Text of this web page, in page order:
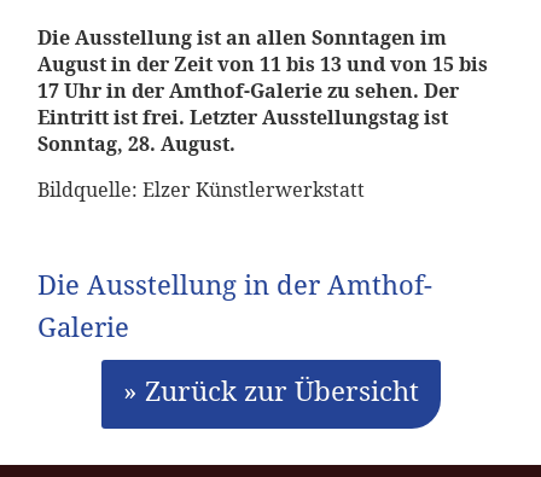
Die Ausstellung ist an allen Sonntagen im
August in der Zeit von 11 bis 13 und von 15 bis
17 Uhr in der Amthof-Galerie zu sehen. Der
Eintritt ist frei. Letzter Ausstellungstag ist
Sonntag, 28. August.
Bildquelle: Elzer Künstlerwerkstatt
Die Ausstellung in der Amthof-
Galerie
» Zurück zur Übersicht